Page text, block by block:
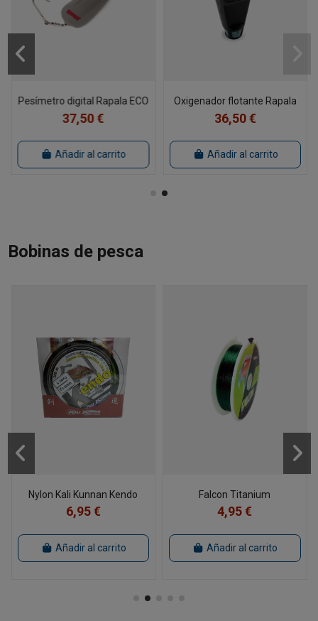
Pesímetro digital Rapala ECO
37,50 €
Añadir al carrito
Oxigenador flotante Rapala
36,50 €
Añadir al carrito
Bobinas de pesca
Nylon Kali Kunnan Kendo
6,95 €
Añadir al carrito
Falcon Titanium
4,95 €
Añadir al carrito